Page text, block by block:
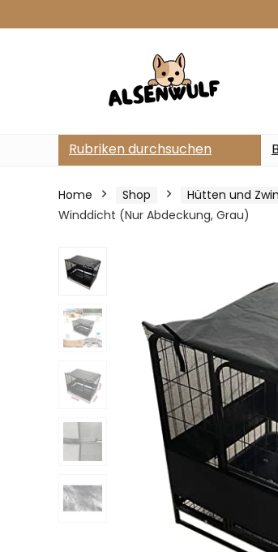
Rubriken durchsuchen
Home Shop Hütten und
Winddicht (Nur Abdeckung, Grau)